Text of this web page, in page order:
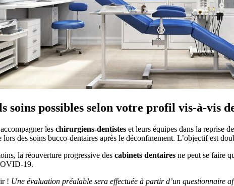
soins possibles selon votre profil vis-à-vis
les chirurgiens-dentisteset leurs équipes dans la reprise
lors des soins bucco-dentaires après le déconfinement. L’objectif est
la réouverture progressive des cabinets dentairesne peut se faire
19.
! Une évaluation préalable sera effectuée à partir d’un